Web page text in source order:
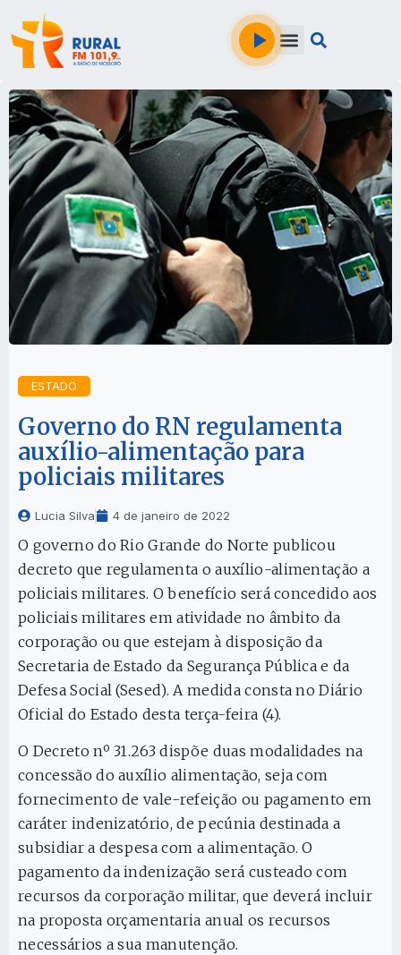
ESTADO
Governo do RN regulamenta
auxílio-alimentação para
policiais militares
Lucia Silva 4 de janeiro de 2022
O governo do Rio Grande do Norte publicou
decreto que regulamenta o auxílio-alimentação a
policiais militares. O benefício será concedido aos
policiais militares em atividade no âmbito da
corporação ou que estejam à disposição da
Secretaria de Estado da Segurança Pública e da
Defesa Social (Sesed). A medida consta no Diário
Oficial do Estado desta terça-feira (4).
O Decreto nº 31.263 dispõe duas modalidades na
concessão do auxílio alimentação, seja com
fornecimento de vale-refeição ou pagamento em
caráter indenizatório, de pecúnia destinada a
subsidiar a despesa com a alimentação. O
pagamento da indenização será custeado com
recursos da corporação militar, que deverá incluir
na proposta orçamentaria anual os recursos
necessários a sua manutenção.